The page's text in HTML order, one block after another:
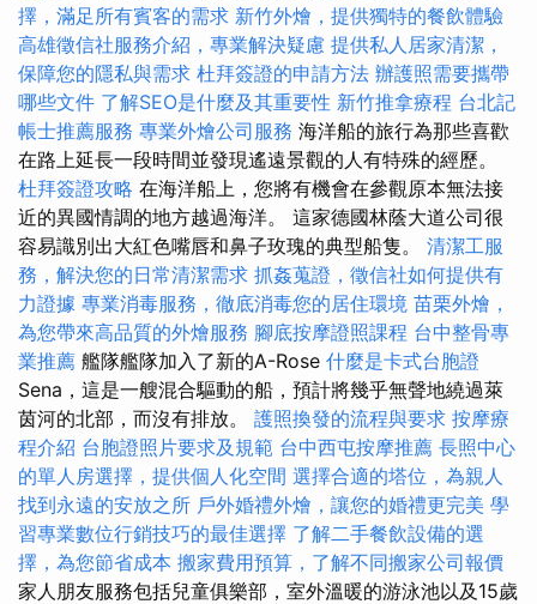
擇，滿足所有賓客的需求 新竹外燴，提供獨特的餐飲體驗
高雄徵信社服務介紹，專業解決疑慮 提供私人居家清潔，
保障您的隱私與需求 杜拜簽證的申請方法 辦護照需要攜帶
哪些文件 了解SEO是什麼及其重要性 新竹推拿療程 台北記
帳士推薦服務 專業外燴公司服務 海洋船的旅行為那些喜歡
在路上延長一段時間並發現遙遠景觀的人有特殊的經歷。
杜拜簽證攻略 在海洋船上，您將有機會在參觀原本無法接
近的異國情調的地方越過海洋。 這家德國林蔭大道公司很
容易識別出大紅色嘴唇和鼻子玫瑰的典型船隻。 清潔工服
務，解決您的日常清潔需求 抓姦蒐證，徵信社如何提供有
力證據 專業消毒服務，徹底消毒您的居住環境 苗栗外燴，
為您帶來高品質的外燴服務 腳底按摩證照課程 台中整骨專
業推薦 艦隊艦隊加入了新的A-Rose 什麼是卡式台胞證
Sena，這是一艘混合驅動的船，預計將幾乎無聲地繞過萊
茵河的北部，而沒有排放。 護照換發的流程與要求 按摩療
程介紹 台胞證照片要求及規範 台中西屯按摩推薦 長照中心
的單人房選擇，提供個人化空間 選擇合適的塔位，為親人
找到永遠的安放之所 戶外婚禮外燴，讓您的婚禮更完美 學
習專業數位行銷技巧的最佳選擇 了解二手餐飲設備的選
擇，為您節省成本 搬家費用預算，了解不同搬家公司報價
家人朋友服務包括兒童俱樂部，室外溫暖的游泳池以及15歲